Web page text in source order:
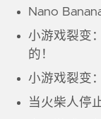
Nano
小游戏裂变
的！
小游戏裂变
当火柴人停